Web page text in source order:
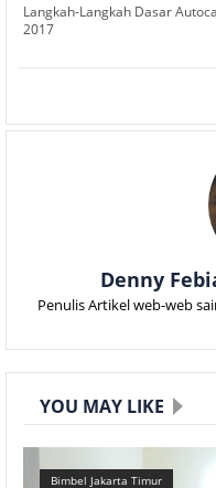
Langkah-Langkah Dasar
2017
Denny
Penulis Artikel web-web
YOU MAY LIKE
Bimbel Jakarta Timur